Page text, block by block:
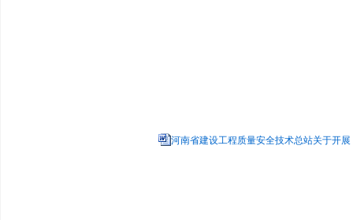
河南省建设工程质量安全技术总站关于开